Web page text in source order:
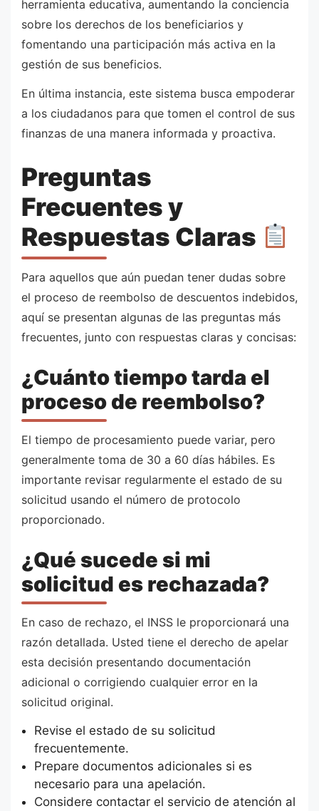
herramienta educativa, aumentando la conciencia
sobre los derechos de los beneficiarios y
fomentando una participación más activa en la
gestión de sus beneficios.
En última instancia, este sistema busca empoderar
a los ciudadanos para que tomen el control de sus
finanzas de una manera informada y proactiva.
Preguntas
Frecuentes y
Respuestas Claras
Para aquellos que aún puedan tener dudas sobre
el proceso de reembolso de descuentos indebidos,
aquí se presentan algunas de las preguntas más
frecuentes, junto con respuestas claras y concisas:
¿Cuánto tiempo tarda el
proceso de reembolso?
El tiempo de procesamiento puede variar, pero
generalmente toma de 30 a 60 días hábiles. Es
importante revisar regularmente el estado de su
solicitud usando el número de protocolo
proporcionado.
¿Qué sucede si mi
solicitud es rechazada?
En caso de rechazo, el INSS le proporcionará una
razón detallada. Usted tiene el derecho de apelar
esta decisión presentando documentación
adicional o corrigiendo cualquier error en la
solicitud original.
Revise el estado de su solicitud
frecuentemente.
Prepare documentos adicionales si es
necesario para una apelación.
Considere contactar el servicio de atención al